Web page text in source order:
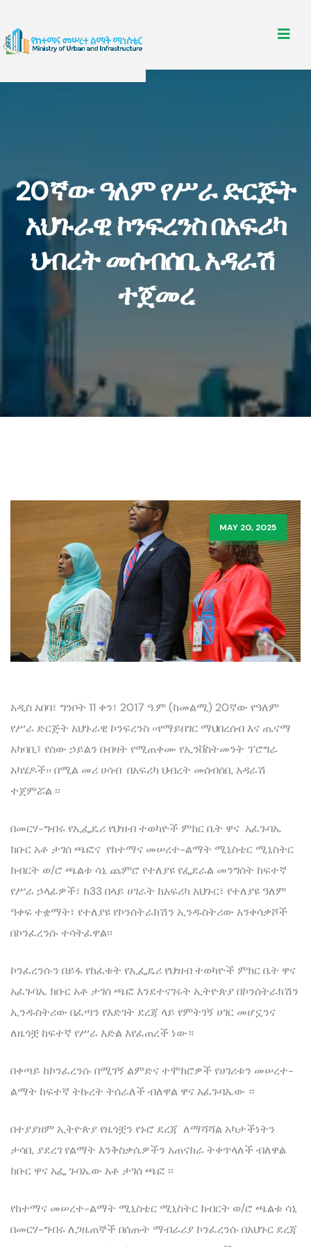
20ኛው ዓለም የሥራ ድርጅት
አህጉራዊ ኮንፍረንስ በአፍሪካ
ህብረት መሰብሰቢ አዳራሽ
ተጀመረ
MAY 20, 2025
አዲስ አበባ፣ ግንቦት 11 ቀን፣ 2017 ዓ.ም (ከመልሚ) 20ኛው የዓለም
የሥራ ድርጅት አህጉራዊ ኮንፍረንስ ‹‹የማይበገር ማህበረሰብ እና ጤናማ
አካባቢ፤ የሰው ኃይልን በብዛት የሚጠቀሙ የኢንቨስትመንት ፕሮግራ
አካሄዶች›› በሚል መሪ ሀሳብ በአፍሪካ ህብረት መሰብሰቢ አዳራሽ
ተጀምሯል ፡፡
በመርሃ-ግብሩ የኢፌዴሪ የህዝብ ተወካዮች ምክር ቤት ዋና አፈጉባኤ
ክቡር አቶ ታገሰ ጫፎና የከተማና መሠረተ-ልማት ሚኒስቴር ሚኒስትር
ክብርት ወ/ሮ ጫልቱ ሳኒ ጨምሮ የተለያዩ የፌደራል መንግሰት ከፍተኛ
የሥራ ኃላፊዎች፣ ከ33 በላይ ሀገራት ከአፍሪካ አህጉር፣ የተለያዩ ዓለም
ዓቀፍ ተቋማት፣ የተለያዩ የኮንሰትራክሽን ኢንዱስትሪው አንቀሳቃሾች
በኮንፈረንሱ ተሳትፈዋል፡፡
ኮንፈረንሱን በይፋ የከፈቱት የኢፌዴሪ የህዝብ ተወካዮች ምክር ቤት ዋና
አፈጉባኤ ክቡር አቶ ታገሰ ጫፎ እንደተናገሩት ኢትዮጵያ በኮንሰትራክሽን
ኢንዱስትሪው በፈጣን የእድገት ደረጃ ላይ የምትገኝ ሀገር መሆኗንና
ለዜጎቿ ከፍተኛ የሥራ እድል እየፈጠረች ነው።
በቀጣይ ከኮንፈረንሱ በሚገኝ ልምድና ተሞክሮዎች የሀገሪቱን መሠረተ-
ልማት ከፍተኛ ትኩረት ትሰራለች ብለዋል ዋና አፈጉባኤው ።
በተያያዘም ኢትዮጵያ የዜጎቿን የኑሮ ደረጃ ለማሻሻል አካታችነትን
ታሳቢ ያደረገ የልማት እንቅስቃሴዎችን አጠናክራ ትቀጥላለች ብለዋል
ክቡር ዋና አፌ ጉባኤው አቶ ታገሰ ጫፎ ፡፡
የከተማና መሠረተ-ልማት ሚኒስቴር ሚኒስትር ክብርት ወ/ሮ ጫልቱ ሳኒ
በመርሃ-ግብሩ ለጋዜጠኞች በሰጡት ማብራሪያ ኮንፈረንሱ በአህጉር ደረጃ